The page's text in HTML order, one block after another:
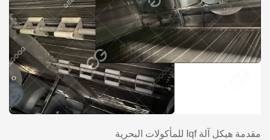
مقدمة هيكل آلة Iqf للمأكولات البحرية